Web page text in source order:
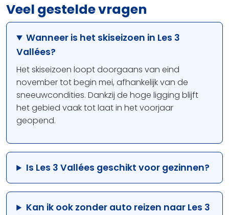
Veel gestelde vragen
Wanneer is het skiseizoen in Les 3
Vallées?
Het skiseizoen loopt doorgaans van eind
november tot begin mei, afhankelijk van de
sneeuwcondities. Dankzij de hoge ligging blijft
het gebied vaak tot laat in het voorjaar
geopend.
Is Les 3 Vallées geschikt voor gezinnen?
Kan ik ook zonder auto reizen naar Les 3